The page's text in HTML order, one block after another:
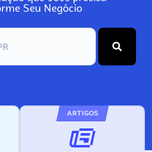
Seu Negócio
ARTIGOS